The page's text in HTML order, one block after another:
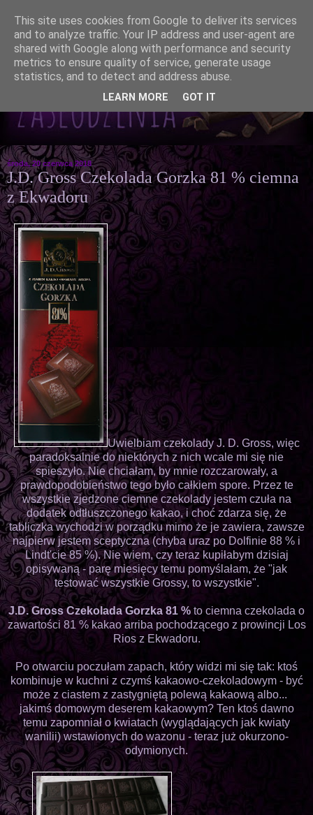
środa, 20 czerwca 2018
J.D. Gross Czekolada Gorzka 81 % ciemna
z Ekwadoru
Uwielbiam czekolady J. D. Gross, więc
paradoksalnie do niektórych z nich wcale mi się nie
spieszyło. Nie chciałam, by mnie rozczarowały, a
prawdopodobieństwo tego było całkiem spore. Przez te
wszystkie zjedzone ciemne czekolady jestem czuła na
dodatek odtłuszczonego kakao, i choć zdarza się, że
tabliczka wychodzi w porządku mimo że je zawiera, zawsze
najpierw jestem sceptyczna (chyba uraz po Dolfinie 88 % i
Lindt'cie 85 %). Nie wiem, czy teraz kupiłabym dzisiaj
opisywaną - parę miesięcy temu pomyślałam, że "jak
testować wszystkie Grossy, to wszystkie".
J.D. Gross Czekolada Gorzka 81 % to ciemna czekolada o
zawartości 81 % kakao arriba pochodzącego z prowincji Los
Rios z Ekwadoru.
Po otwarciu poczułam zapach, który widzi mi się tak: ktoś
kombinuje w kuchni z czymś kakaowo-czekoladowym - być
może z ciastem z zastygniętą polewą kakaową albo...
jakimś domowym deserem kakaowym? Ten ktoś dawno
temu zapomniał o kwiatach (wyglądających jak kwiaty
wanilii) wstawionych do wazonu - teraz już okurzono-
odymionych.
This site uses cookies from Google to deliver its services
and to analyze traffic. Your IP address and user-agent are
shared with Google along with performance and security
metrics to ensure quality of service, generate usage
statistics, and to detect and address abuse.
LEARN MORE GOT IT